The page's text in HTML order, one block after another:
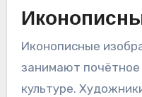
Иконописные
занимают почётное
культуре.